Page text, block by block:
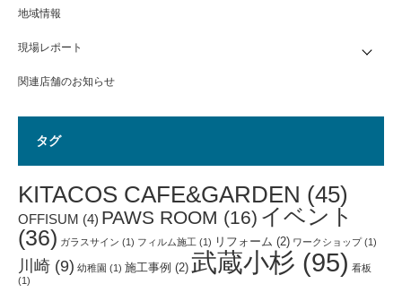
地域情報
現場レポート
関連店舗のお知らせ
タグ
KITACOS CAFE&GARDEN (45)
OFFISUM (4) PAWS ROOM (16) イベント
(36) ガラスサイン (1) フィルム施工 (1) リフォーム (2) ワークショップ(1)
川崎 (9) 幼稚園 (1) 施工事例 (2) 武蔵小杉 (95) 看板
(1)